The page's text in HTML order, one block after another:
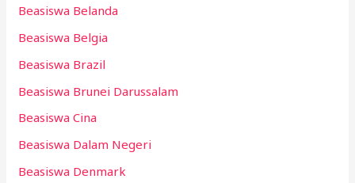
Beasiswa Belanda
Beasiswa Belgia
Beasiswa Brazil
Beasiswa Brunei Darussalam
Beasiswa Cina
Beasiswa Dalam Negeri
Beasiswa Denmark